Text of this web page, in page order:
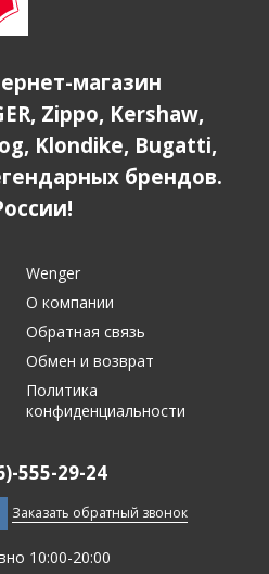
магазин
Zippo, Kershaw,
Klondike, Bugatti,
брендов.
Wenger
О компании
Обратная связь
Обмен и возврат
Политика
конфиденциальности
555-29-24
Заказать обратный звонок
10:00-20:00